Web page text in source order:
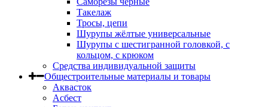
Такелаж
Тросы, цепи
Шурупы жёлтые универсальные
Шурупы с шестигранной головкой, с
кольцом, с крюком
Средства индивидуальной защиты
Общестроительные материалы и товары
Аквасток
Асбест